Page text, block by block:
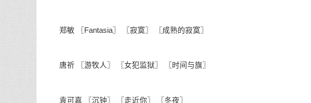
郑敏 〖Fantasia〗 〖寂寞〗 〖成熟的寂寞〗
唐祈 〖游牧人〗 〖女犯监狱〗 〖时间与旗〗
袁可嘉 〖沉钟〗 〖走近你〗 〖冬夜〗